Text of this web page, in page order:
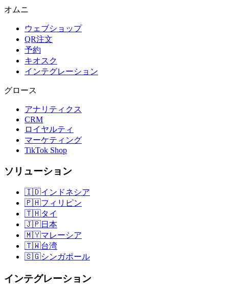
オムニ
ウェブショップ
QR注文
予約
キオスク
インテグレーション
グロース
アナリティクス
CRM
ロイヤルティ
マーケティング
TikTok Shop
ソリューション
🇮🇩インドネシア
🇵🇭フィリピン
🇹🇭タイ
🇯🇵日本
🇲🇾マレーシア
🇹🇼台湾
🇸🇬シンガポール
インテグレーション